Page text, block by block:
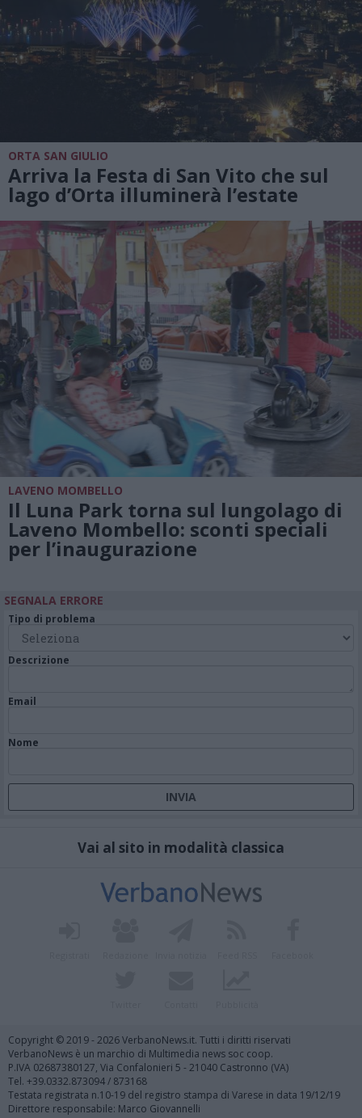
ORTA SAN GIULIO
Arriva la Festa di San Vito che sul
lago d’Orta illuminerà l’estate
LAVENO MOMBELLO
Il Luna Park torna sul lungolago di
Laveno Mombello: sconti speciali
per l’inaugurazione
SEGNALA ERRORE
Tipo di problema
Descrizione
Email
Nome
Vai al sito in modalità classica
Copyright © 2019 - 2026 VerbanoNews.it. Tutti i diritti riservati
VerbanoNews è un marchio di Multimedia news soc coop.
P.IVA 02687380127, Via Confalonieri 5 - 21040 Castronno (VA)
Tel. +39.0332.873094 / 873168
Testata registrata n.10-19 del registro stampa di Varese in data 19/12/19
Direttore responsabile: Marco Giovannelli